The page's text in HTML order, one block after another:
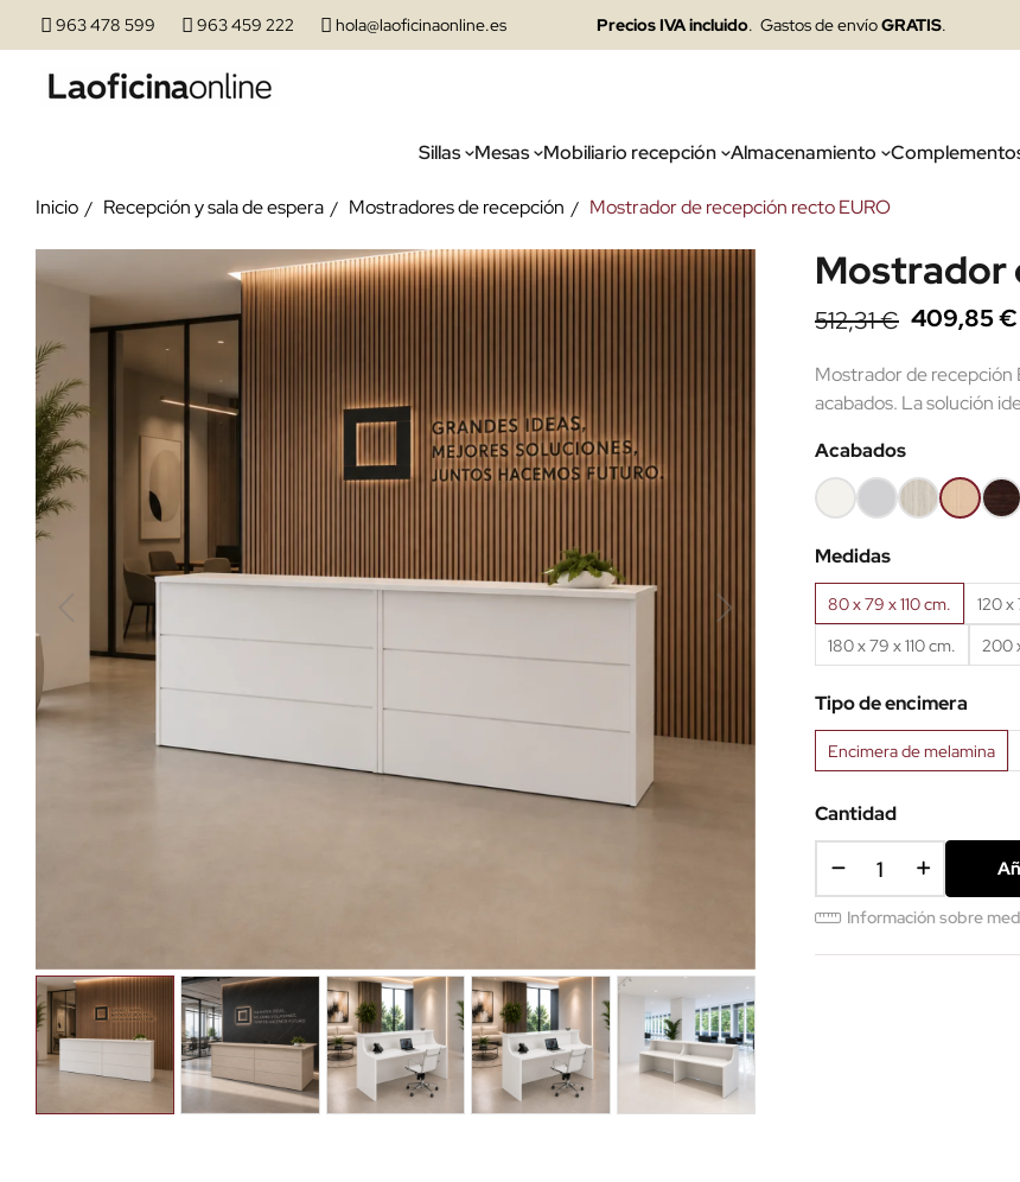
963 478 599 963 459 222 hola@laoficinaonline.es Precios IVA incluido. Gastos de envíoGRATIS.
Sillas Mesas Mobiliario recepción Almacenamiento
Inicio Recepción y sala de espera Mostradores de recepción Mostrador de recepción recto EURO
Mostrador
512,31 € 409,85 €
Mostrador de recepción
acabados. La solución
Acabados
BlancoGris
claro
Roble
(EMF)
Haya
(EMF)
Medidas
80 x 79 x 110 cm. 120 x
180 x 79 x 110 cm.
200
Tipo de encimera
Encimera de melamina
Cantidad
Información sobre